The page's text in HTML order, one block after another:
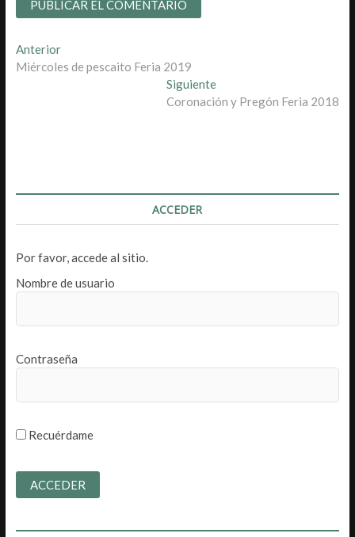
Navegación
de
AnteriorEntrada
anterior:
Miércoles de pescaito Feria 2019
SiguienteEntrada
siguiente:
Coronación y Pregón Feria 2018
ACCEDER
Por favor, accede al sitio.
Nombre de usuario
Contraseña
Recuérdame